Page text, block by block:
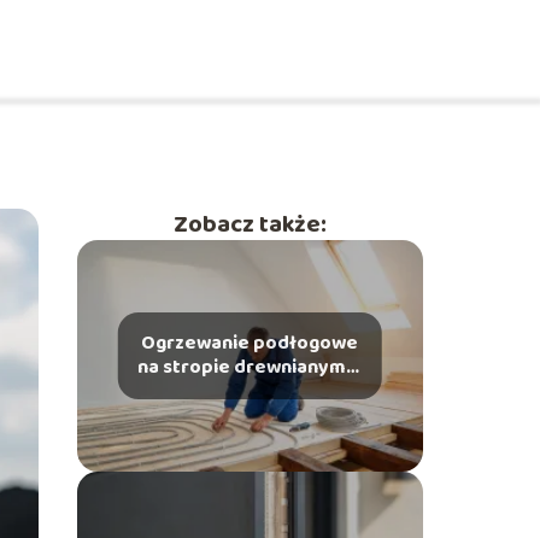
Zobacz także:
Ogrzewanie podłogowe
na stropie drewnianym –
jak je wykonać?